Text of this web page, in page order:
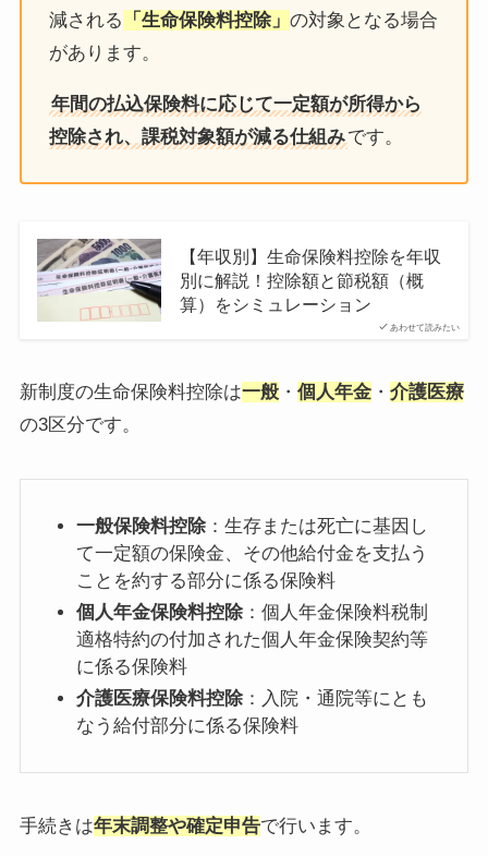
減される
「生命保険料控除」の対象となる場合
があります。
年間の払込保険料に応じて一定額が所得から
控除され、課税対象額が減る仕組みです。
あわせて読みたい
【年収別】生命保険料控除を年収
別に解説！控除額と節税額（概
算）をシミュレーション
新制度の生命保険料控除は一般・ 個人年金・ 介護医療
の3区分です。
一般保険料控除：生存または死亡に基因し
て一定額の保険金、その他給付金を支払う
ことを約する部分に係る保険料
個人年金保険料控除：個人年金保険料税制
適格特約の付加された個人年金保険契約等
に係る保険料
介護医療保険料控除：入院・通院等にとも
なう給付部分に係る保険料
手続きは年末調整や確定申告で行います。